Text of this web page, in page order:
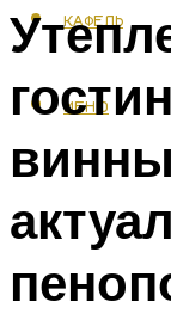
КАФЕЛЬ
МЕНЮ